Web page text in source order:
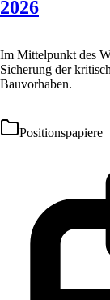
2026
Im Mittelpunkt des
Sicherung der
Bauvorhaben.
Positionspapiere